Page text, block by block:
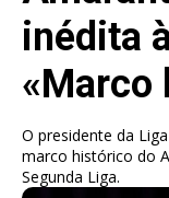
inédita
«Marco
O presidente da
marco histórico do
Segunda Liga.